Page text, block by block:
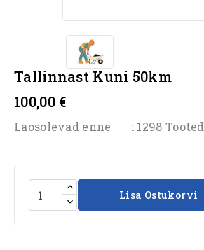
Tallinnast Kuni 50km
100,00 €
Laosolevad enne : 1298 Tooted
Lisa Ostukorvi